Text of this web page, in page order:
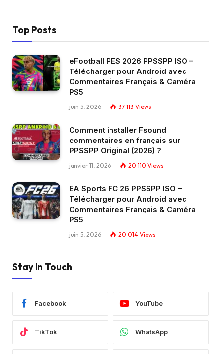
Top Posts
eFootball PES 2026 PPSSPP ISO –
Télécharger pour Android avec
Commentaires Français & Caméra
PS5
juin 5, 2026 37 113 Views
Comment installer Fsound
commentaires en français sur
PPSSPP Original (2026) ?
janvier 11, 2026 20 110 Views
EA Sports FC 26 PPSSPP ISO –
Télécharger pour Android avec
Commentaires Français & Caméra
PS5
juin 5, 2026 20 014 Views
Stay In Touch
Facebook YouTube
TikTok WhatsApp